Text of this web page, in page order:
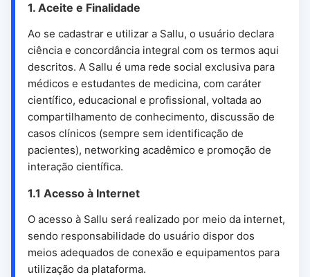
1. Aceite e Finalidade
Ao se cadastrar e utilizar a Sallu, o usuário declara
ciência e concordância integral com os termos aqui
descritos. A Sallu é uma rede social exclusiva para
médicos e estudantes de medicina, com caráter
científico, educacional e profissional, voltada ao
compartilhamento de conhecimento, discussão de
casos clínicos (sempre sem identificação de
pacientes), networking acadêmico e promoção de
interação científica.
1.1 Acesso à Internet
O acesso à Sallu será realizado por meio da internet,
sendo responsabilidade do usuário dispor dos
meios adequados de conexão e equipamentos para
utilização da plataforma.